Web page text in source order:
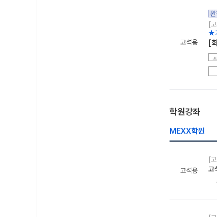
고석용
[
★
[
학원강좌
MEXX학원
고석용
[
고